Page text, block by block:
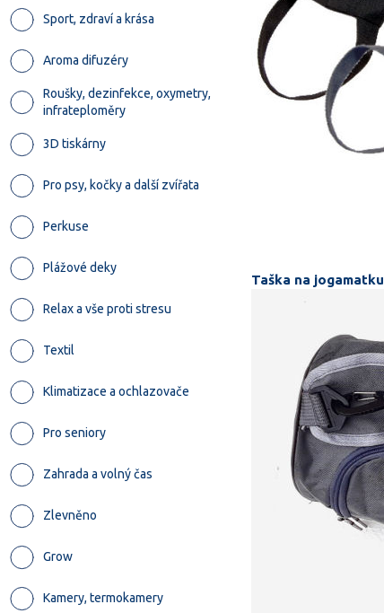
Sport, zdraví a krása
Aroma difuzéry
Roušky, dezinfekce, oxymetry,
infrateploměry
3D tiskárny
Pro psy, kočky a další zvířata
Perkuse
Plážové deky
Relax a vše proti stresu
Textil
Klimatizace a ochlazovače
Pro seniory
Zahrada a volný čas
Zlevněno
Grow
Kamery, termokamery
Taška na jogamatku